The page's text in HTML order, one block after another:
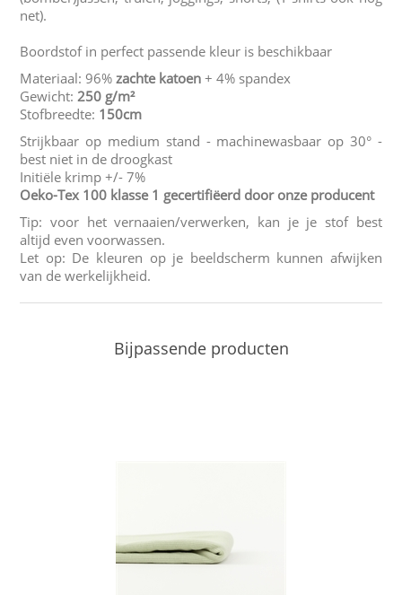
net).
Boordstof in perfect passende kleur is beschikbaar
Materiaal: 96%zachte katoen + 4% spandex
Gewicht: 250 g/m²
Stofbreedte: 150cm
Strijkbaar op medium stand - machinewasbaar op 30° -
best niet in de droogkast
Initiële krimp +/- 7%
Oeko-Tex 100 klasse 1 gecertifiëerd door onze producent
Tip: voor het vernaaien/verwerken, kan je je stof best
altijd even voorwassen.
Let op: De kleuren op je beeldscherm kunnen afwijken
van de werkelijkheid.
Bijpassende producten